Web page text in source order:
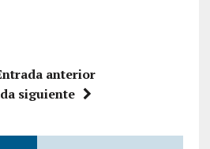
anterior
siguiente